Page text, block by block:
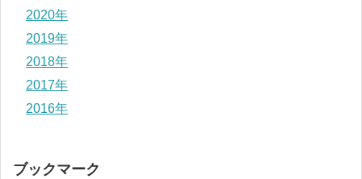
2020年
2019年
2018年
2017年
2016年
ブックマーク